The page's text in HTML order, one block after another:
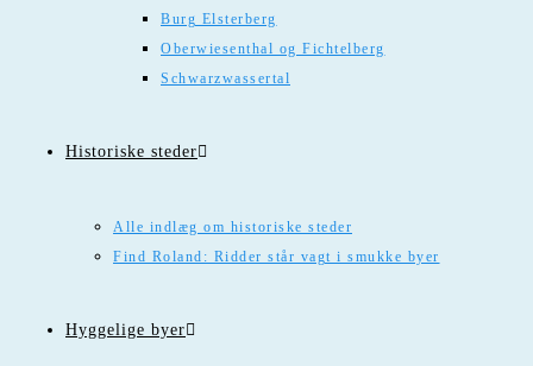
Burg Elsterberg
Oberwiesenthal og Fichtelberg
Schwarzwassertal
Historiske steder
Alle indlæg om historiske steder
Find Roland: Ridder står vagt i smukke byer
Hyggelige byer